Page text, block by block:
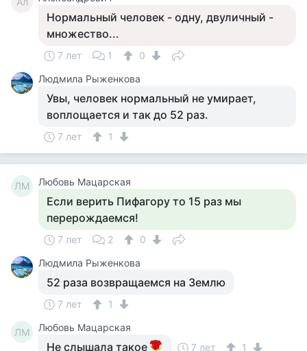
Нормальный человек - одну, двуличный -
множество...
7 лет 1
0
Людмила Рыженкова
Увы, человек нормальный не умирает,
воплощается и так до 52 раз.
7 лет 1
ЛМ Любовь Мацарская
Если верить Пифагору то 15 раз мы
перерождаемся!
7 лет 2
0
Людмила Рыженкова
52 раза возвращаемся на Землю
7 лет 1
ЛМ Любовь Мацарская
Не слышала такое 7 лет 1